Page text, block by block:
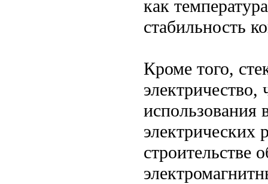
как
стабильность
Кроме того,
электричество,
использования
электрических
строительстве